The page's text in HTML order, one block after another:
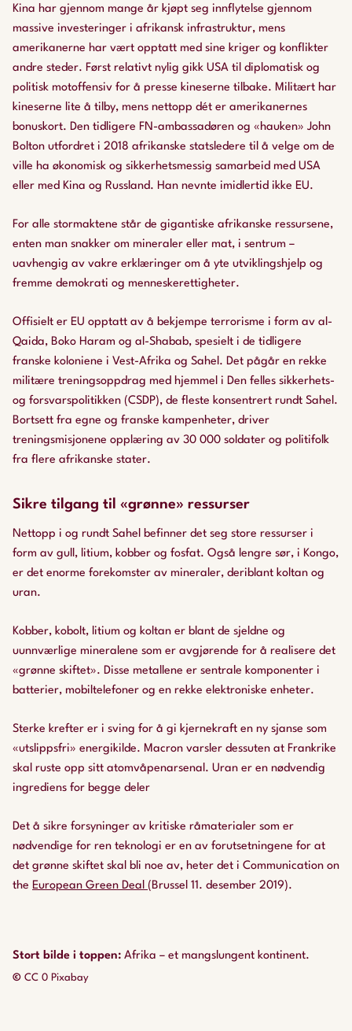
Kina har gjennom mange år kjøpt seg innflytelse gjennom
massive investeringer i afrikansk infrastruktur, mens
amerikanerne har vært opptatt med sine kriger og konflikter
andre steder. Først relativt nylig gikk USA til diplomatisk og
politisk motoffensiv for å presse kineserne tilbake. Militært har
kineserne lite å tilby, mens nettopp dét er amerikanernes
bonuskort. Den tidligere FN-ambassadøren og «hauken» John
Bolton utfordret i 2018 afrikanske statsledere til å velge om de
ville ha økonomisk og sikkerhetsmessig samarbeid med USA
eller med Kina og Russland. Han nevnte imidlertid ikke EU.
For alle stormaktene står de gigantiske afrikanske ressursene,
enten man snakker om mineraler eller mat, i sentrum –
uavhengig av vakre erklæringer om å yte utviklingshjelp og
fremme demokrati og menneskerettigheter.
Offisielt er EU opptatt av å bekjempe terrorisme i form av al-
Qaida, Boko Haram og al-Shabab, spesielt i de tidligere
franske koloniene i Vest-Afrika og Sahel. Det pågår en rekke
militære treningsoppdrag med hjemmel i Den felles sikkerhets-
og forsvarspolitikken (CSDP), de fleste konsentrert rundt Sahel.
Bortsett fra egne og franske kampenheter, driver
treningsmisjonene opplæring av 30 000 soldater og politifolk
fra flere afrikanske stater.
Sikre tilgang til «grønne» ressurser
Nettopp i og rundt Sahel befinner det seg store ressurser i
form av gull, litium, kobber og fosfat. Også lengre sør, i Kongo,
er det enorme forekomster av mineraler, deriblant koltan og
uran.
Kobber, kobolt, litium og koltan er blant de sjeldne og
uunnværlige mineralene som er avgjørende for å realisere det
«grønne skiftet». Disse metallene er sentrale komponenter i
batterier, mobiltelefoner og en rekke elektroniske enheter.
Sterke krefter er i sving for å gi kjernekraft en ny sjanse som
«utslippsfri» energikilde. Macron varsler dessuten at Frankrike
skal ruste opp sitt atomvåpenarsenal. Uran er en nødvendig
ingrediens for begge deler
Det å sikre forsyninger av kritiske råmaterialer som er
nødvendige for ren teknologi er en av forutsetningene for at
det grønne skiftet skal bli noe av, heter det i Communication on
the European Green Deal (Brussel 11. desember 2019).
Stort bilde i toppen: Afrika – et mangslungent kontinent.
© CC 0 Pixabay